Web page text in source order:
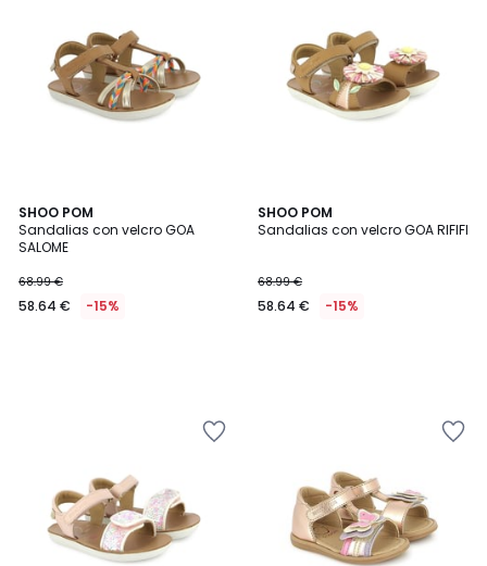
SHOO POM
Sandalias con velcro GOA
SALOME
68.99 €
58.64 € -15%
SHOO POM
Sandalias con velcro GOA RIFIFI
68.99 €
58.64 € -15%